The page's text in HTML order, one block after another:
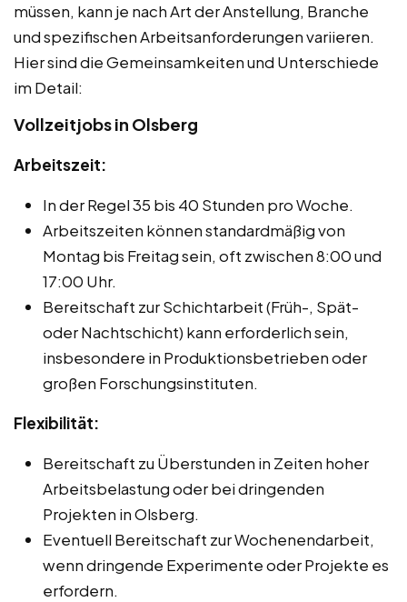
müssen, kann je nach Art der Anstellung, Branche
und spezifischen Arbeitsanforderungen variieren.
Hier sind die Gemeinsamkeiten und Unterschiede
im Detail:
Vollzeitjobs in Olsberg
Arbeitszeit:
In der Regel 35 bis 40 Stunden pro Woche.
Arbeitszeiten können standardmäßig von
Montag bis Freitag sein, oft zwischen 8:00 und
17:00 Uhr.
Bereitschaft zur Schichtarbeit (Früh-, Spät-
oder Nachtschicht) kann erforderlich sein,
insbesondere in Produktionsbetrieben oder
großen Forschungsinstituten.
Flexibilität:
Bereitschaft zu Überstunden in Zeiten hoher
Arbeitsbelastung oder bei dringenden
Projekten in Olsberg.
Eventuell Bereitschaft zur Wochenendarbeit,
wenn dringende Experimente oder Projekte es
erfordern.